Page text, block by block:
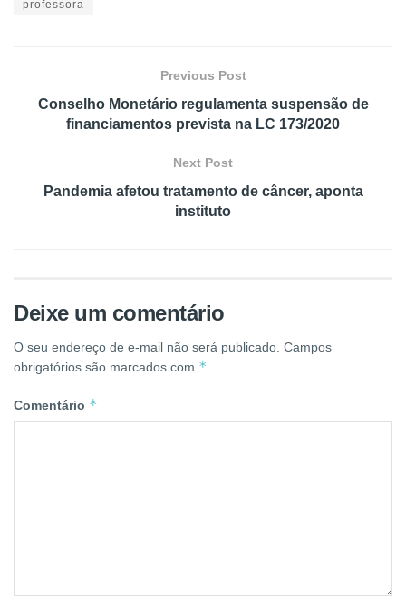
professora
Previous Post
Conselho Monetário regulamenta suspensão de
financiamentos prevista na LC 173/2020
Next Post
Pandemia afetou tratamento de câncer, aponta
instituto
Deixe um comentário
O seu endereço de e-mail não será publicado. Campos
obrigatórios são marcados com *
Comentário *